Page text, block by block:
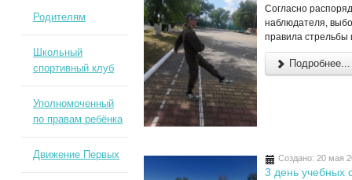
Согласно
наблюдателя,
правила стрельбы
Подробнее...
Создано: 20 мая
3 день учебных
Родителям
Школьный
спортивный клуб
Уполномоченный
по правам ребёнка
Движение Первых